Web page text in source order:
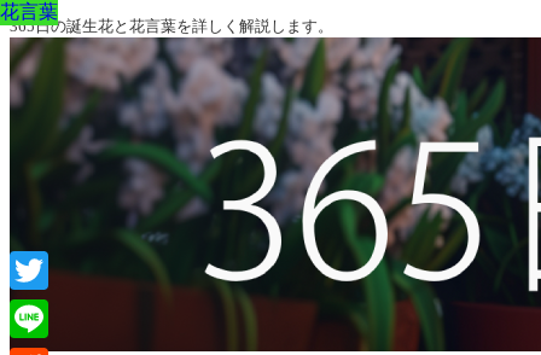
365日の誕生花と花言葉を詳しく解説します。
花言葉
花言葉
花言葉
花言葉
花言葉
花言葉
花言葉
Twitter